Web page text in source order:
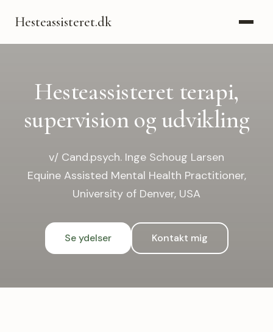
Hesteassisteret.dk
Hesteassisteret terapi,
supervision og udvikling
v/ Cand.psych. Inge Schoug Larsen
Equine Assisted Mental Health Practitioner,
University of Denver, USA
Se ydelser Kontakt mig